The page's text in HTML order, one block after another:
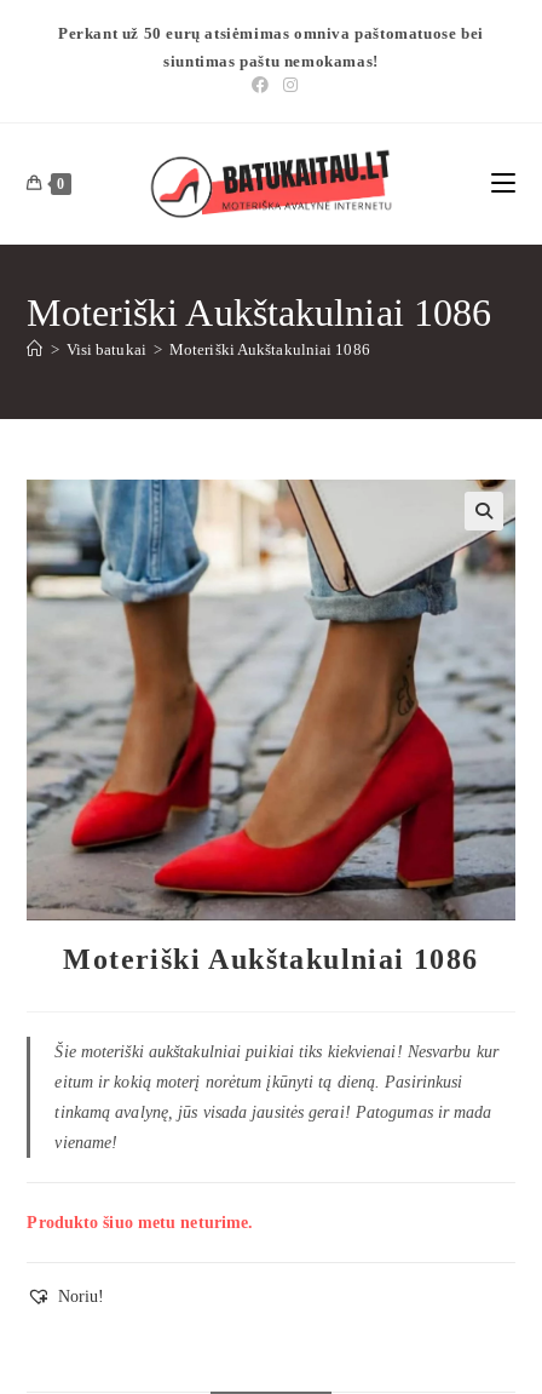
Perkant už 50 eurų atsiėmimas omniva paštomatuose bei
siuntimas paštu nemokamas!
0
Moteriški Aukštakulniai 1086
> Visi batukai > Moteriški Aukštakulniai 1086
🔍
Moteriški Aukštakulniai 1086
Šie moteriški aukštakulniai puikiai tiks kiekvienai! Nesvarbu kur
eitum ir kokią moterį norėtum įkūnyti tą dieną. Pasirinkusi
tinkamą avalynę, jūs visada jausitės gerai! Patogumas ir mada
viename!
Produkto šiuo metu neturime.
Noriu!